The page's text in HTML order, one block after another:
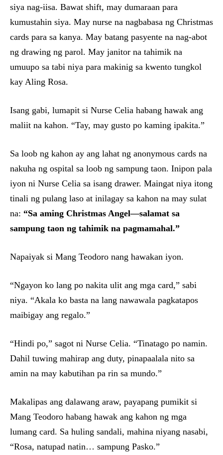
siya nag-iisa. Bawat shift, may dumaraan para
kumustahin siya. May nurse na nagbabasa ng Christmas
cards para sa kanya. May batang pasyente na nag-abot
ng drawing ng parol. May janitor na tahimik na
umuupo sa tabi niya para makinig sa kwento tungkol
kay Aling Rosa.
Isang gabi, lumapit si Nurse Celia habang hawak ang
maliit na kahon. “Tay, may gusto po kaming ipakita.”
Sa loob ng kahon ay ang lahat ng anonymous cards na
nakuha ng ospital sa loob ng sampung taon. Inipon pala
iyon ni Nurse Celia sa isang drawer. Maingat niya itong
tinali ng pulang laso at inilagay sa kahon na may sulat
na: “Sa aming Christmas Angel—salamat sa
sampung taon ng tahimik na pagmamahal.”
Napaiyak si Mang Teodoro nang hawakan iyon.
“Ngayon ko lang po nakita ulit ang mga card,” sabi
niya. “Akala ko basta na lang nawawala pagkatapos
maibigay ang regalo.”
“Hindi po,” sagot ni Nurse Celia. “Tinatago po namin.
Dahil tuwing mahirap ang duty, pinapaalala nito sa
amin na may kabutihan pa rin sa mundo.”
Makalipas ang dalawang araw, payapang pumikit si
Mang Teodoro habang hawak ang kahon ng mga
lumang card. Sa huling sandali, mahina niyang nasabi,
“Rosa, natupad natin… sampung Pasko.”